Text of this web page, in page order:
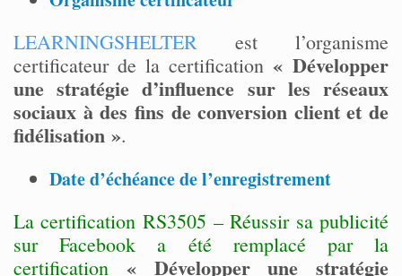
LEARNINGSHELTERest l’organisme
certificateur de la certification « Développer
une stratégie d’influence sur les réseaux
sociaux à des fins de conversion client et de
fidélisation ».
Date d’échéance de l’enregistrement
La certification RS3505 – Réussir sa publicité
sur Facebook a été remplacé par la
certification
« Développer une stratégie